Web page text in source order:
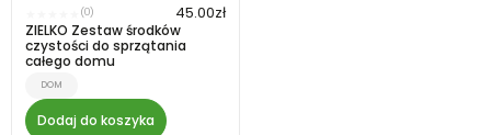
(0) 45.00zł
ZIELKO Zestaw środków
czystości do sprzątania
całego domu
DOM
Dodaj do koszyka